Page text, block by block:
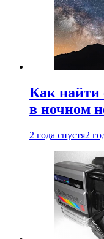
Как найти
в ночном
2 года спустя2